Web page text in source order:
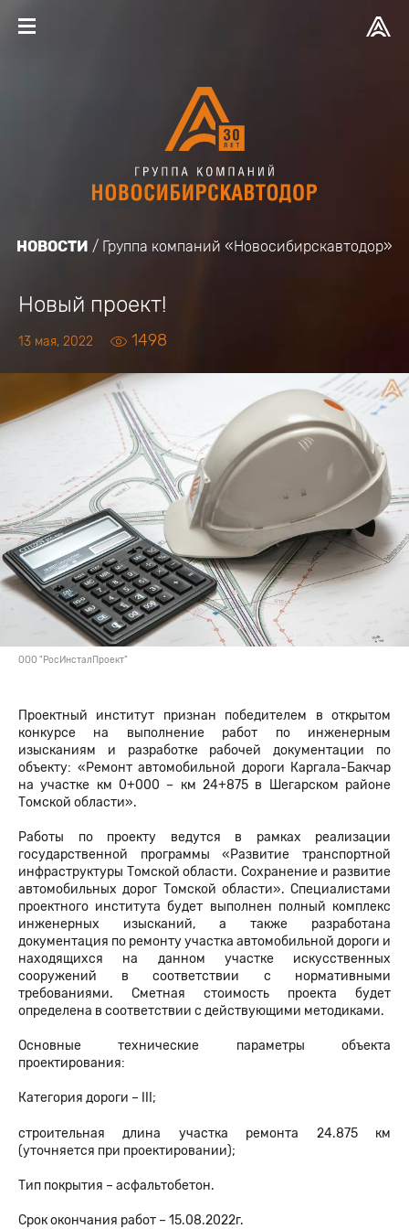
НОВОСТИ Группа компаний «Новосибирскавтодор»
Новый проект!
13 мая, 2022 1498
ООО "РосИнсталПроект"
Проектный институт признан победителем в открытом
конкурсе на выполнение работ по инженерным
изысканиям и разработке рабочей документации по
объекту: «Ремонт автомобильной дороги Каргала-Бакчар
на участке км 0+000 – км 24+875 в Шегарском районе
Томской области».
Работы по проекту ведутся в рамках реализации
государственной программы «Развитие транспортной
инфраструктуры Томской области. Сохранение и развитие
автомобильных дорог Томской области». Специалистами
проектного института будет выполнен полный комплекс
инженерных изысканий, а также разработана
документация по ремонту участка автомобильной дороги и
находящихся на данном участке искусственных
сооружений в соответствии с нормативными
требованиями. Сметная стоимость проекта будет
определена в соответствии с действующими методиками.
Основные технические параметры объекта
проектирования:
Категория дороги – III;
строительная длина участка ремонта 24.875 км
(уточняется при проектировании);
Тип покрытия – асфальтобетон.
Срок окончания работ – 15.08.2022г.